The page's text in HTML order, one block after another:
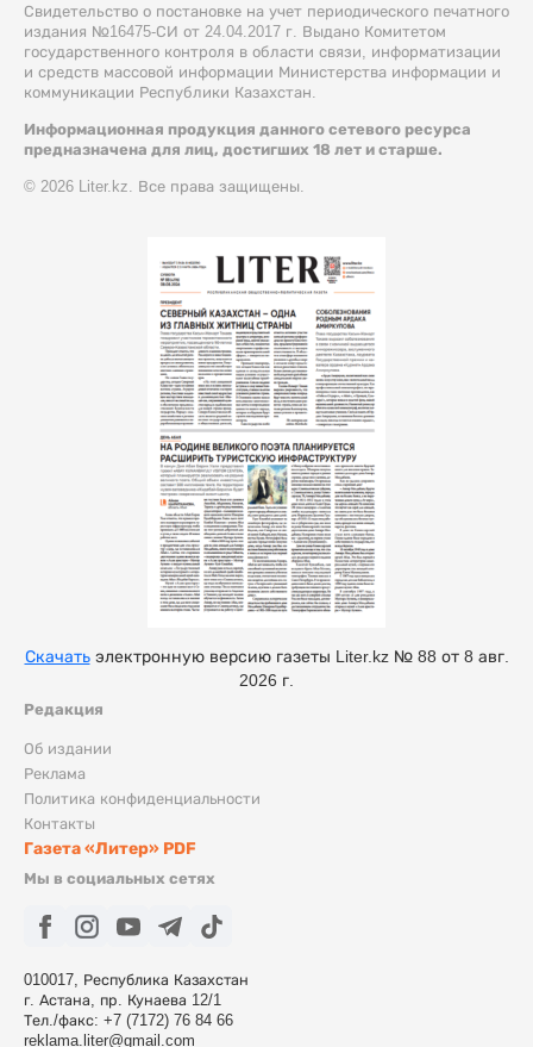
Свидетельство о постановке на учет периодического печатного
издания №16475-СИ от 24.04.2017 г. Выдано Комитетом
государственного контроля в области связи, информатизации
и средств массовой информации Министерства информации и
коммуникации Республики Казахстан.
Информационная продукция данного сетевого ресурса
предназначена для лиц, достигших 18 лет и старше.
© 2026 Liter.kz. Все права защищены.
Редакция
Об издании
Реклама
Политика конфиденциальности
Контакты
Газета «Литер» PDF
Мы в социальных сетях
010017, Республика Казахстан
г. Астана, пр. Кунаева 12/1
Тел./факс: +7 (7172) 76 84 66
reklama.liter@gmail.com
Скачатьэлектронную версию газеты Liter.kz № 88 от 8 авг.
2026 г.